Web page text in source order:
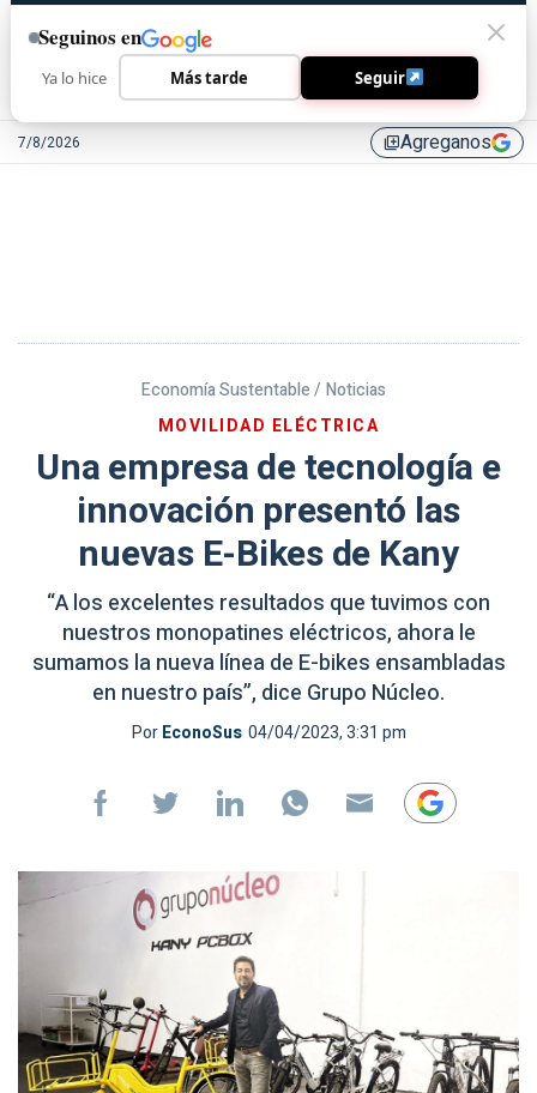
7/8/2026 library_addAgreganos
Economía Sustentable / Noticias
MOVILIDAD ELÉCTRICA
Una empresa de tecnología e
innovación presentó las
nuevas E-Bikes de Kany
“A los excelentes resultados que tuvimos con
nuestros monopatines eléctricos, ahora le
sumamos la nueva línea de E-bikes ensambladas
en nuestro país”, dice Grupo Núcleo.
PorEconoSus 04/04/2023, 3:31 pm
Seguinos en
Ya lo hice Más tarde Seguir